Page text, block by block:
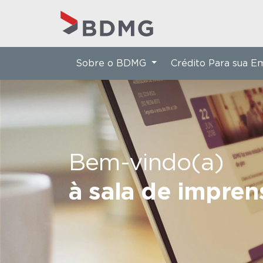
Bem-vindo(a)
à sala de
Sobre o BDMG Crédito Para sua